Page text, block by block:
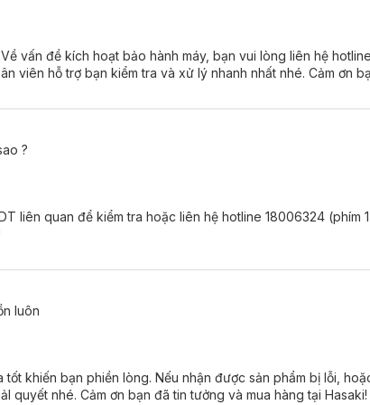
vấn đề kích hoạt bảo hành máy, bạn vui lòng liên hệ
viên hỗ trợ bạn kiểm tra và xử lý nhanh nhất nhé. Cảm ơn
?
liên quan để kiểm tra hoặc liên hệ hotline 18006324 (phím
luôn
khiến bạn phiền lòng. Nếu nhận được sản phẩm bị lỗi,
quyết nhé. Cảm ơn bạn đã tin tưởng và mua hàng tại Hasaki!